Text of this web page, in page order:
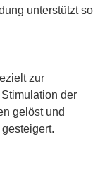
unterstützt so
zur
der
gelöst und